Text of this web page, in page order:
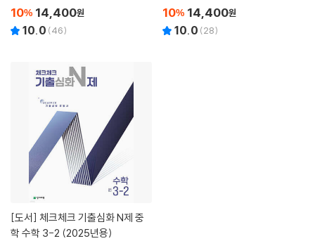
10% 14,400원
10.0 (46)
10% 14,400원
10.0 (28)
[도서]
학 수학 3-2 (2025년용)